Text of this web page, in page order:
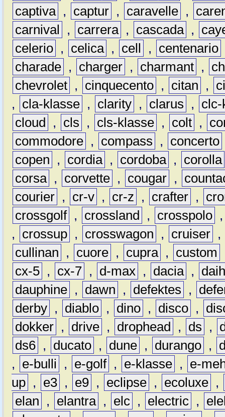
captiva , captur , caravelle ,
carnival
, carrera , cascada ,
celerio , celica , cell , centenario
charade , charger , charmant ,
chevrolet , cinquecento , citan ,
,
cla-klasse , clarity , clarus ,
clc-
cloud
, cls , cls-klasse , colt ,
commodore , compass , concerto
copen
, cordia , cordoba ,
corolla
corsa , corvette , cougar ,
courier , cr-v , cr-z , crafter ,
crossgolf , crossland , crosspolo
,
crossup , crosswagon , cruiser ,
cullinan
, cuore , cupra , custom
cx-5 , cx-7 , d-max , dacia ,
dauphine , dawn , defektes ,
derby , diablo , dino , disco ,
dokker , drive , drophead , ds ,
ds6 , ducato , dune , durango ,
,
e-bulli , e-golf , e-klasse ,
e-
up , e3 , e9 , eclipse , ecoluxe ,
elan
, elantra , elc , electric ,